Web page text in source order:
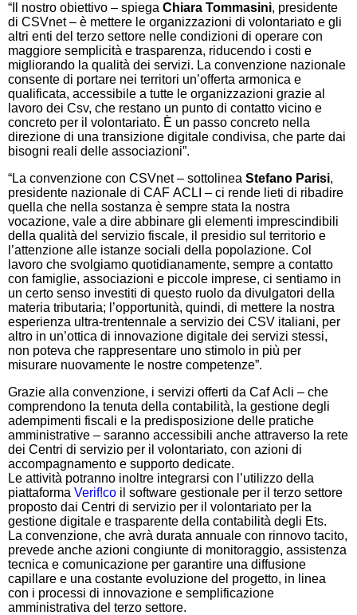
“Il nostro obiettivo – spiega Chiara Tommasini, presidente
di CSVnet– è mettere le organizzazioni di volontariato e gli
altri enti del terzo settore nelle condizioni di operare con
maggiore semplicità e trasparenza, riducendo i costi e
migliorando la qualità dei servizi. La convenzione nazionale
consente di portare nei territori un’offerta armonica e
qualificata, accessibile a tutte le organizzazioni grazie al
lavoro dei Csv, che restano un punto di contatto vicino e
concreto per il volontariato. È un passo concreto nella
direzione di una transizione digitale condivisa, che parte dai
bisogni reali delle associazioni”.
“La convenzione con CSVnet– sottolinea Stefano Parisi,
presidente nazionale di CAF ACLI – ci rende lieti di ribadire
quella che nella sostanza è sempre stata la nostra
vocazione, vale a dire abbinare gli elementi imprescindibili
della qualità del servizio fiscale, il presidio sul territorio e
l’attenzione alle istanze sociali della popolazione. Col
lavoro che svolgiamo quotidianamente, sempre a contatto
con famiglie, associazioni e piccole imprese, ci sentiamo in
un certo senso investiti di questo ruolo da divulgatori della
materia tributaria; l’opportunità, quindi, di mettere la nostra
esperienza ultra-trentennale a servizio dei CSV italiani, per
altro in un’ottica di innovazione digitale dei servizi stessi,
non poteva che rappresentare uno stimolo in più per
misurare nuovamente le nostre competenze”.
Grazie alla convenzione, i servizi offerti da CafAcli – che
comprendono la tenuta della contabilità, la gestione degli
adempimenti fiscali e la predisposizione delle pratiche
amministrative – saranno accessibili anche attraverso la rete
dei Centri di servizio per il volontariato, con azioni di
accompagnamento e supporto dedicate.
Le attività potranno inoltre integrarsi con l’utilizzo della
piattaforma Verif!co il software gestionale per il terzo settore
proposto dai Centri di servizio per il volontariato per la
gestione digitale e trasparente della contabilità degli Ets.
La convenzione, che avrà durata annuale con rinnovo tacito,
prevede anche azioni congiunte di monitoraggio, assistenza
tecnica e comunicazione per garantire una diffusione
capillare e una costante evoluzione del progetto, in linea
con i processi di innovazione e semplificazione
amministrativa del terzo settore.